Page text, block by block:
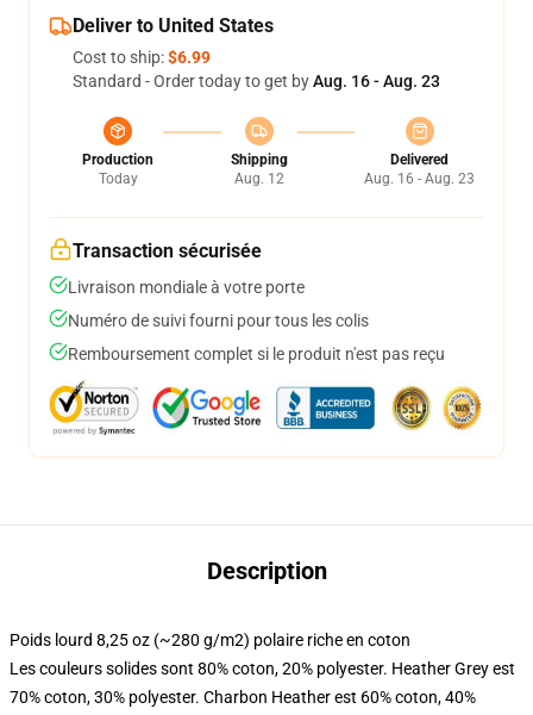
Deliver to United States
Cost to ship:$6.99
Standard - Order today to get byAug. 16 - Aug. 23
Production
Today
Shipping
Aug. 12
Delivered
Aug. 16 - Aug. 23
Transaction sécurisée
Livraison mondiale à votre porte
Numéro de suivi fourni pour tous les colis
Remboursement complet si le produit n'est pas reçu
Description
Poids lourd 8,25 oz (~280 g/m2) polaire riche en coton
Les couleurs solides sont 80% coton, 20% polyester. Heather Grey est
70% coton, 30% polyester. Charbon Heather est 60% coton, 40%